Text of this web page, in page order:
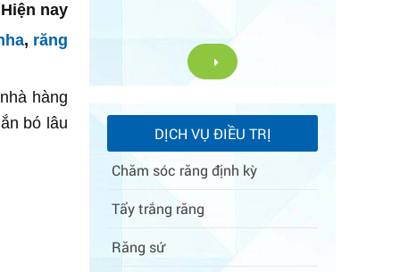
nay
, răng
hàng
bó lâu
DỊCH VỤ ĐIỀU TRỊ
Chăm sóc răng định kỳ
Tẩy trắng răng
Răng sứ